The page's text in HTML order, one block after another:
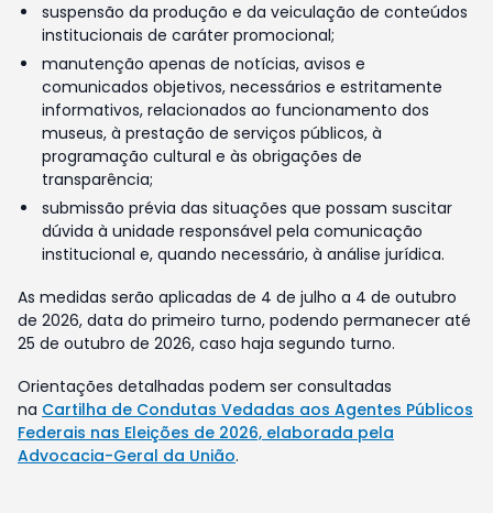
suspensão da produção e da veiculação de conteúdos
institucionais de caráter promocional;
manutenção apenas de notícias, avisos e
comunicados objetivos, necessários e estritamente
informativos, relacionados ao funcionamento dos
museus, à prestação de serviços públicos, à
programação cultural e às obrigações de
transparência;
submissão prévia das situações que possam suscitar
dúvida à unidade responsável pela comunicação
institucional e, quando necessário, à análise jurídica.
As medidas serão aplicadas de 4 de julho a 4 de outubro
de 2026, data do primeiro turno, podendo permanecer até
25 de outubro de 2026, caso haja segundo turno.
Orientações detalhadas podem ser consultadas
na Cartilha de Condutas Vedadas aos Agentes Públicos
Federais nas Eleições de 2026, elaborada pela
Advocacia-Geral da União.